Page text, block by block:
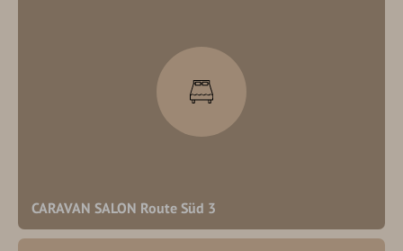
CARAVAN SALON Route Süd 3